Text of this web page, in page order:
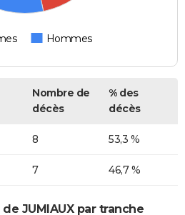
Hommes
Nombre de
décès
% des
décès
8 53,3 %
7 46,7 %
JUMIAUX par tranche